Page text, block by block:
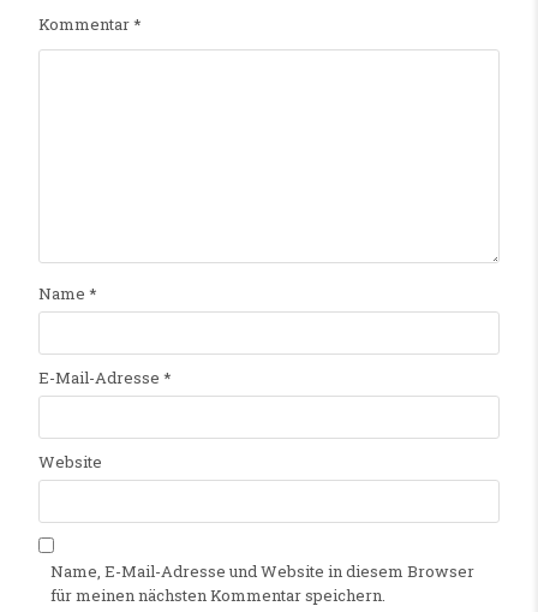
Kommentar*
Name *
E-Mail-Adresse *
Website
Name, E-Mail-Adresse und Website in diesem Browser
für meinen nächsten Kommentar speichern.